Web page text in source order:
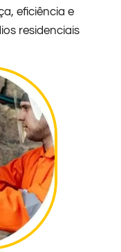
eficiência e
residenciais